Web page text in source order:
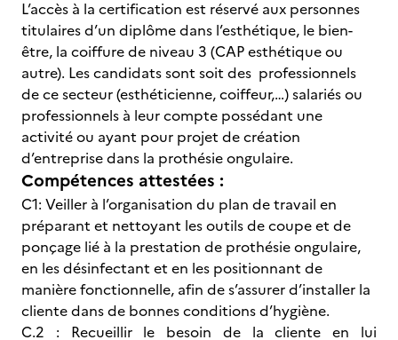
L’accès à la certification est réservé aux personnes
titulaires d’un diplôme dans l’esthétique, le bien-
être, la coiffure de niveau 3 (CAP esthétique ou
autre). Les candidats sont soit des professionnels
de ce secteur (esthéticienne, coiffeur,…)salariés ou
professionnels à leur compte possédant une
activité ou ayant pour projet de création
d’entreprise dans la prothésie ongulaire.
Compétences attestées :
C1: Veiller à l’organisation du plan de travail en
préparant et nettoyant les outils de coupe et de
ponçage lié à la prestation de prothésie ongulaire,
en les désinfectant et en les positionnant de
manière fonctionnelle, afin de s’assurer d’installer la
cliente dans de bonnes conditions d’hygiène.
C.2 :
Recueillir le besoin de la cliente en lui